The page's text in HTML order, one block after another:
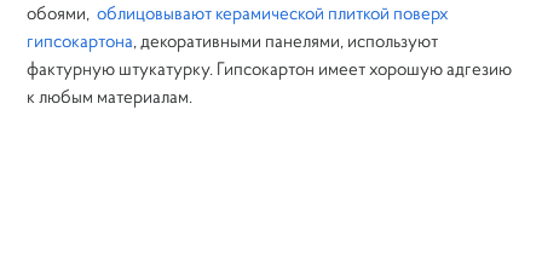
обоями,облицовывают керамической плиткой поверх
гипсокартона, декоративными панелями, используют
фактурную штукатурку. Гипсокартон имеет хорошую адгезию
к любым материалам.